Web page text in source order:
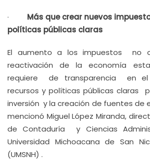
· Más que crear nuevos
políticas públicas claras
El aumento a los impuestos no
reactivación de la economía
requiere de transparencia en
recursos y políticas públicas claras
inversión y la creación de fuentes de
mencionó Miguel López Miranda,
de Contaduría y Ciencias
Universidad Michoacana de San
(UMSNH) .